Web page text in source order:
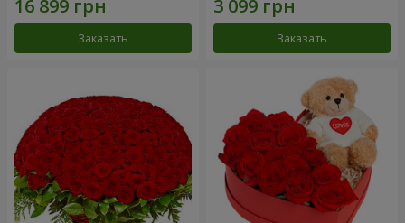
Заказать Заказать